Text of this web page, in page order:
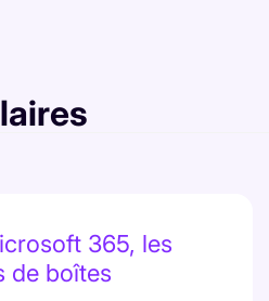
365, les
de boîtes